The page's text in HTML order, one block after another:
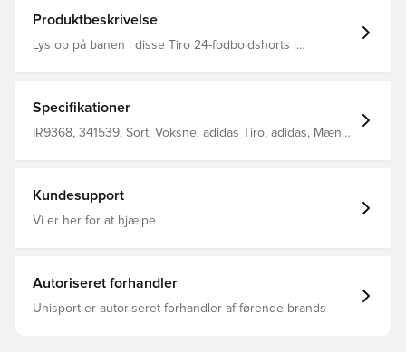
Produktbeskrivelse
Lys op på banen i disse Tiro 24-fodboldshorts i
helt til sidste fløjt. Disse 3-Stripes i siderne og det
broderede 3 Bar-logo giver en finish, der er dit spil
værdig. Almindelig pasform Elastisk talje med løbesnor
Specifikationer
IR9368, 341539, Sort, Voksne, adidas Tiro, adidas, Mænd,
Kundesupport
Vi er her for at hjælpe
Autoriseret forhandler
Unisport er autoriseret forhandler af førende brands